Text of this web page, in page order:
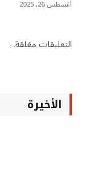
أغسطس 26, 2025
التعليقات مغلقة.
الأخيرة